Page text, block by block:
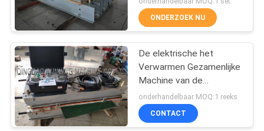
De koude machine
van de voer
rubberextruder
32
ONDERZOEK NU
De elektrische het
Verwarmen Gezamenlijke
Machine van de
WaterkoelingsTransportband
met Vrije Waterpomp
onderhandelbaar MOQ:1 reeks
CONTACT